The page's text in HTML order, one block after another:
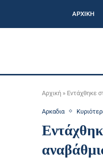
ΑΡΧΙΚΗ
Αρχική » Εντάχθηκε
Αρκαδια